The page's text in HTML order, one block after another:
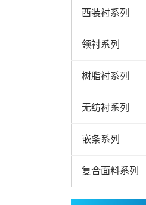
西装衬系列
领衬系列
树脂衬系列
无纺衬系列
嵌条系列
复合面料系列